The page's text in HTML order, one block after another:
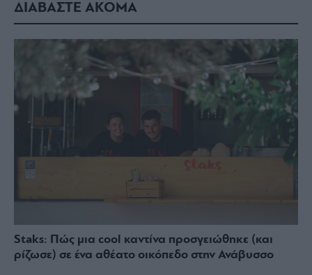
ΔΙΑΒΑΣΤΕ ΑΚΟΜΑ
Staks: Πώς μια cool καντίνα προσγειώθηκε (και
ρίζωσε) σε ένα αθέατο οικόπεδο στην Ανάβυσσο